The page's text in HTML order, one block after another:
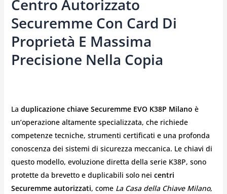
Centro Autorizzato
Securemme Con Card Di
Proprietà E Massima
Precisione Nella Copia
La duplicazione chiave Securemme EVO K38P Milano è
un’operazione altamente specializzata, che richiede
competenze tecniche, strumenti certificati e una profonda
conoscenza dei sistemi di sicurezza meccanica. Le chiavi di
questo modello, evoluzione diretta della serie K38P, sono
protette da brevetto e duplicabili solo nei centri
Securemme autorizzati, come La Casa della Chiave Milano,